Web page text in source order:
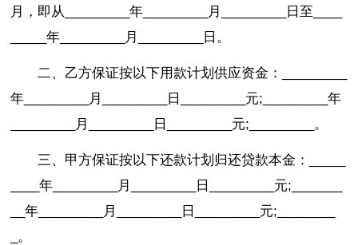
月，即从_________年_________月_________日至____
_____年_________月_________日。
二、乙方保证按以下用款计划供应资金：_________
年_________月_________日_________元;_________年
_________月_________日_________元;_________。
三、甲方保证按以下还款计划归还贷款本金：_____
____年_________月_________日_________元;_______
__年_________月_________日_________元;________
_。